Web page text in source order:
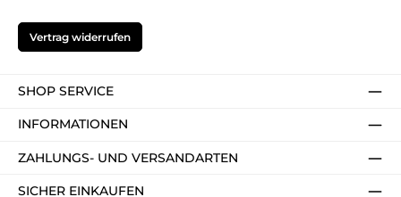
Vertrag widerrufen
SHOP SERVICE
INFORMATIONEN
ZAHLUNGS- UND VERSANDARTEN
SICHER EINKAUFEN